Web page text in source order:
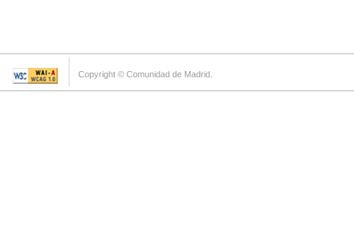
Copyright © Comunidad de Madrid.